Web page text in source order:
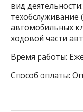
вид
автомобильных
ходовой части
Время работы:
Способ оплаты: